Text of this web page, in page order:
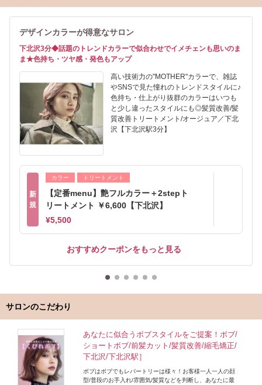
デザインカラーが得意なサロン
下北沢3分◆話題のトレンドカラーで似合わせでイメチェンも思いのま
ま★色持ち・ツヤ感・発色もアップ
高い技術力の"MOTHER"カラーで、雑誌
やSNSで見た憧れのトレンドスタイルに♪
色持ち・仕上がり抜群のカラーはいつも
と少し違ったスタイルにも◎髪質改善/髪
質改善トリートメント/オージュア／下北
沢【下北沢駅3分】
新
規
カラー トリートメント
【定番menu】艶フルカラー＋2stepト
リートメント ￥6,600【下北沢】
¥5,500
おすすめクーポンをもっと見る
サロンのこだわり
あなたに似合うボブスタイルをご提案！ボブ/
ショートボブ/前髪カット/髪質改善/縮毛矯正/
下北沢/下北沢駅］
ボブはボブでもレパートリーは様々！お客様一人一人の顔
型/普段のお手入れ/雰囲気/髪質などを判断し、あなたに最